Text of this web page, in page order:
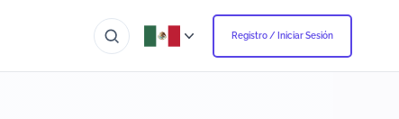
Registro / Iniciar Sesión